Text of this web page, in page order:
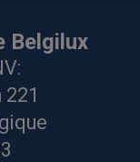
Belgilux
221